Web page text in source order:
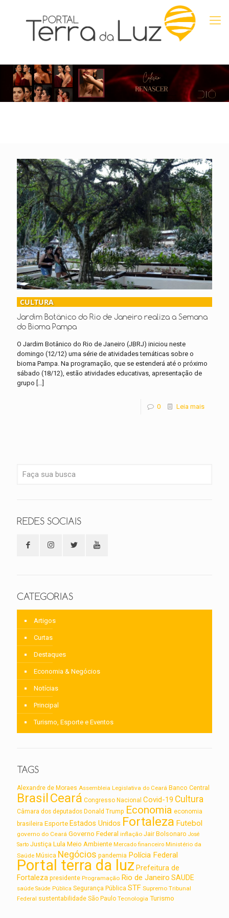
CULTURA
Jardim Botânico do Rio de Janeiro realiza a Semana
do Bioma Pampa
O Jardim Botânico do Rio de Janeiro (JBRJ) iniciou neste
domingo (12/12) uma série de atividades temáticas sobre o
bioma Pampa. Na programação, que se estenderá até o próximo
sábado (18/12), estão atividades educativas, apresentação de
grupo […]
0 Leia mais
REDES SOCIAIS
CATEGORIAS
Artigos
Curtas
Destaques
Economia & Negócios
Notícias
Principal
Turismo, Esporte e Eventos
TAGS
Alexandre de Moraes Assembleia Legislativa do Ceará Banco Central
BrasilCeará Congresso Nacional Covid-19 Cultura
Câmara dos deputados Donald Trump Economia economia
brasileira Esporte Estados Unidos Fortaleza Futebol
governo do Ceará Governo Federal inflação Jair Bolsonaro José
Sarto Justiça Lula Meio Ambiente Mercado financeiro Ministério da
Saúde Música Negócios pandemia Polícia Federal
Portal terra da luzPrefeitura de
Fortaleza presidente Programação Rio de Janeiro SAUDE
saúde Saúde Pública Segurança Pública STF Supremo Tribunal
Federal sustentabilidade São Paulo Tecnologia Turismo